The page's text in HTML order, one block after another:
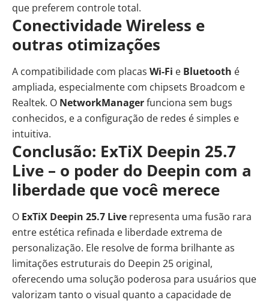
que preferem controle total.
Conectividade Wireless e
outras otimizações
A compatibilidade com placas Wi-Fi e Bluetooth é
ampliada, especialmente com chipsets Broadcom e
Realtek. O NetworkManagerfunciona sem bugs
conhecidos, e a configuração de redes é simples e
intuitiva.
Conclusão: ExTiX Deepin 25.7
Live – o poder do Deepin com a
liberdade que você merece
O ExTiX Deepin 25.7 Live representa uma fusão rara
entre estética refinada e liberdade extrema de
personalização. Ele resolve de forma brilhante as
limitações estruturais do Deepin 25 original,
oferecendo uma solução poderosa para usuários que
valorizam tanto o visual quanto a capacidade de